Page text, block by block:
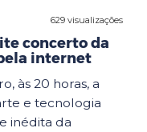
629 visualizações
concerto da
internet
às 20 horas, a
e tecnologia
inédita da